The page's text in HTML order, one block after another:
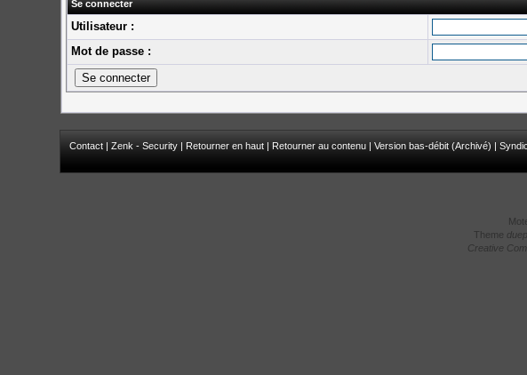
Se connecter
Utilisateur :
Mot de passe :
Contact |Zenk - Security | Retourner en haut | Retourner au contenu |Version bas-débit (Archivé) |
Theme
Creative